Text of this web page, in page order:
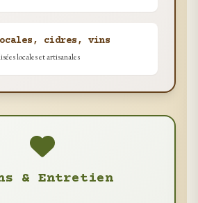
cidres, vins
locales et artisanales
& Entretien